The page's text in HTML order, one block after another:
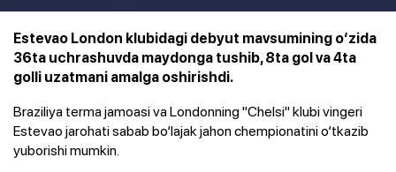
Estevao London klubidagi debyut mavsumining o‘zida
36ta uchrashuvda maydonga tushib, 8ta gol va 4ta
golli uzatmani amalga oshirishdi.
Braziliya terma jamoasi va Londonning "Chelsi" klubi vingeri
Estevao jarohati sabab bo‘lajak jahon chempionatini o‘tkazib
yuborishi mumkin.